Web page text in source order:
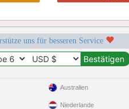
uns für besseren Service
Australien
Niederlande